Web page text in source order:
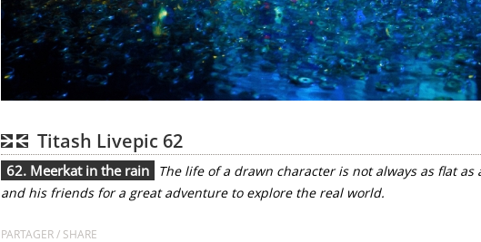
Titash Livepic 62
62. Meerkat in the rain
The life of a drawn character is not always as flat as
and his friends for a great adventure to explore the real world.
PARTAGER / SHARE